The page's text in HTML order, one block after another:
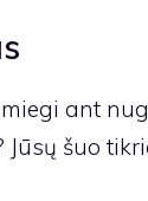
ant
Jūsų šuo